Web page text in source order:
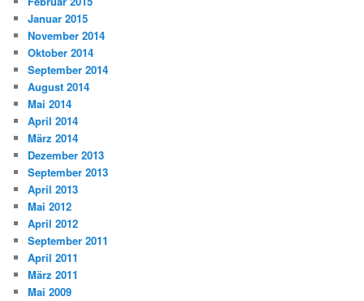
Januar 2015
November 2014
Oktober 2014
September 2014
August 2014
Mai 2014
April 2014
März 2014
Dezember 2013
September 2013
April 2013
Mai 2012
April 2012
September 2011
April 2011
März 2011
Mai 2009